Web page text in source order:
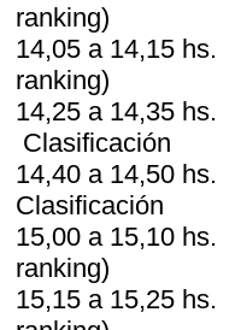
ranking)
14,05 a
ranking)
14,25 a
Clasificación
14,40 a
Clasificación
15,00 a
ranking)
15,15 a